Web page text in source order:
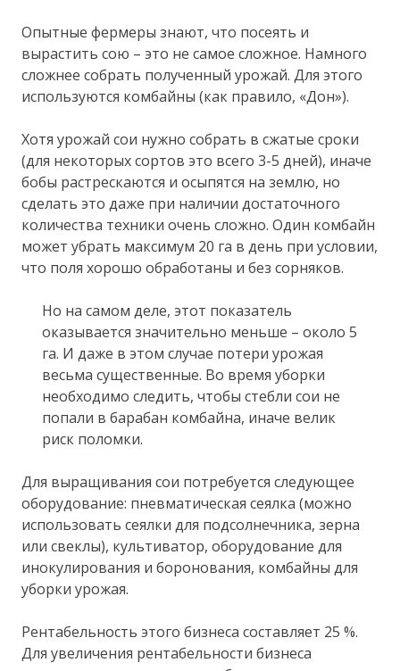
Опытные фермеры знают, что посеять и
вырастить сою – это не самое сложное. Намного
сложнее собрать полученный урожай. Для этого
используются комбайны (как правило, «Дон»).
Хотя урожай сои нужно собрать в сжатые сроки
(для некоторых сортов это всего 3-5 дней), иначе
бобы растрескаются и осыпятся на землю, но
сделать это даже при наличии достаточного
количества техники очень сложно. Один комбайн
может убрать максимум 20 га в день при условии,
что поля хорошо обработаны и без сорняков.
Но на самом деле, этот показатель
оказывается значительно меньше – около 5
га. И даже в этом случае потери урожая
весьма существенные. Во время уборки
необходимо следить, чтобы стебли сои не
попали в барабан комбайна, иначе велик
риск поломки.
Для выращивания сои потребуется следующее
оборудование: пневматическая сеялка (можно
использовать сеялки для подсолнечника, зерна
или свеклы), культиватор, оборудование для
инокулирования и боронования, комбайны для
уборки урожая.
Рентабельность этого бизнеса составляет 25 %.
Для увеличения рентабельности бизнеса